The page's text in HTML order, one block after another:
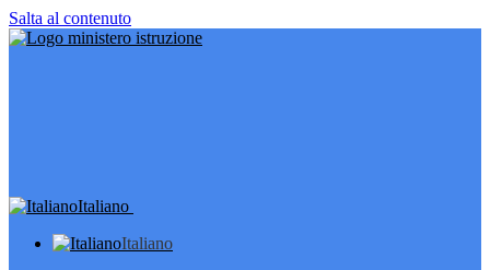
Salta al contenuto
Italiano
Italiano